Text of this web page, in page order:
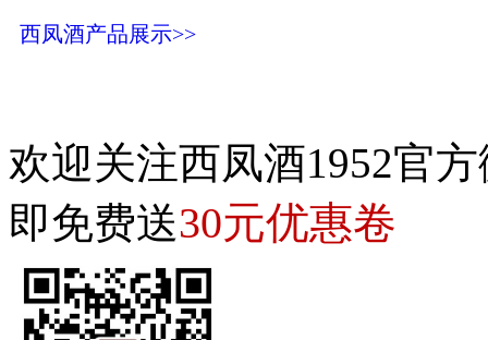
西凤酒产品展示>>
欢迎关注西凤酒1952官
即免费送30元优惠卷